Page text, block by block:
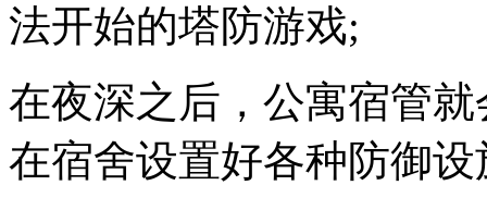
法开始的塔防游戏;
在夜深之后，公寓宿管
在宿舍设置好各种防御设